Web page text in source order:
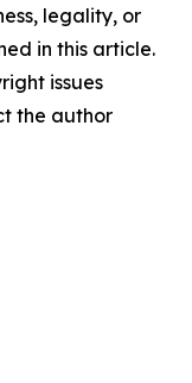
legality, or
in this article.
issues
the author